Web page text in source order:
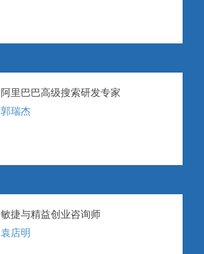
阿里巴巴高级搜索研发专家
郭瑞杰
敏捷与精益创业咨询师
袁店明